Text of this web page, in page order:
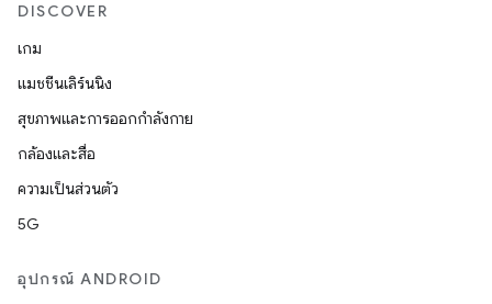
DISCOVER
เกม
แมชชีนเลิร์นนิง
สุขภาพและการออกกำลังกาย
กล้องและสื่อ
ความเป็นส่วนตัว
5G
อุปกรณ์ ANDROID